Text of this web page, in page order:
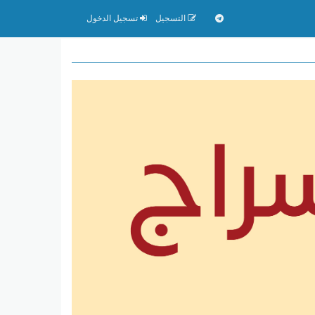
التسجيل تسجيل الدخول